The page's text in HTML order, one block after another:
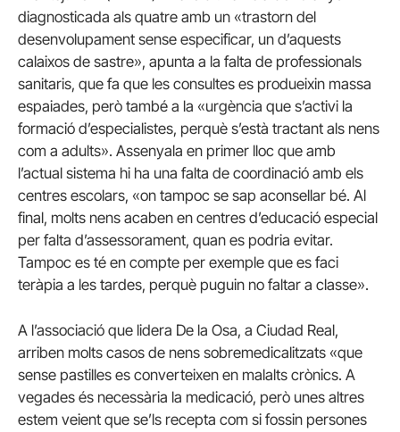
diagnosticada als quatre amb un «trastorn del
desenvolupament sense especificar, un d’aquests
calaixos de sastre», apunta a la falta de professionals
sanitaris, que fa que les consultes es produeixin massa
espaiades, però també a la «urgència que s’activi la
formació d’especialistes, perquè s’està tractant als nens
com a adults». Assenyala en primer lloc que amb
l’actual sistema hi ha una falta de coordinació amb els
centres escolars, «on tampoc se sap aconsellar bé. Al
final, molts nens acaben en centres d’educació especial
per falta d’assessorament, quan es podria evitar.
Tampoc es té en compte per exemple que es faci
teràpia a les tardes, perquè puguin no faltar a classe».
A l’associació que lidera De la Osa, a Ciudad Real,
arriben molts casos de nens sobremedicalitzats «que
sense pastilles es converteixen en malalts crònics. A
vegades és necessària la medicació, però unes altres
estem veient que se’ls recepta com si fossin persones